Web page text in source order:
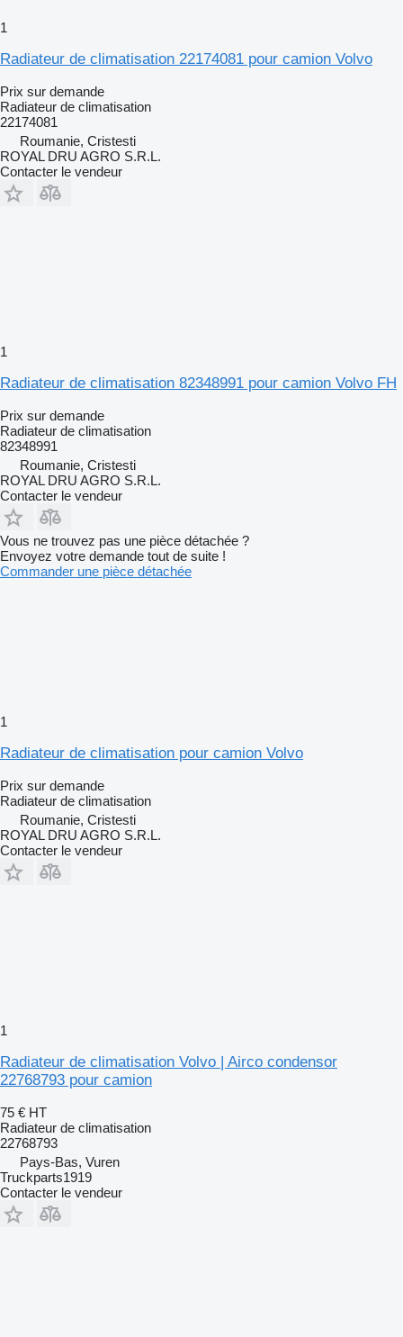
1
Radiateur de climatisation 22174081 pour camion Volvo
Prix sur demande
Radiateur de climatisation
22174081
Roumanie, Cristesti
ROYAL DRU AGRO S.R.L.
Contacter le vendeur
1
Radiateur de climatisation 82348991 pour camion Volvo FH
Prix sur demande
Radiateur de climatisation
82348991
Roumanie, Cristesti
ROYAL DRU AGRO S.R.L.
Contacter le vendeur
Vous ne trouvez pas une pièce détachée ?
Envoyez votre demande tout de suite !
Commander une pièce détachée
1
Radiateur de climatisation pour camion Volvo
Prix sur demande
Radiateur de climatisation
Roumanie, Cristesti
ROYAL DRU AGRO S.R.L.
Contacter le vendeur
1
Radiateur de climatisation Volvo | Airco condensor
22768793 pour camion
75 € HT
Radiateur de climatisation
22768793
Pays-Bas, Vuren
Truckparts1919
Contacter le vendeur